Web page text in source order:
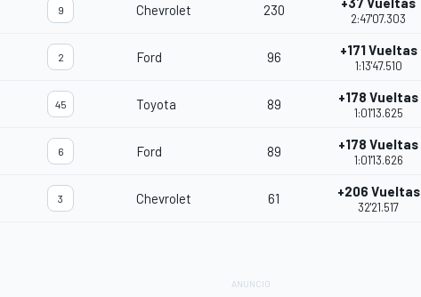
9 Chevrolet 230
2:47'07.303
2 Ford 96 +171 Vueltas
1:13'47.510
45 Toyota 89 +178 Vueltas
1:01'13.625
6 Ford 89 +178 Vueltas
1:01'13.626
3 Chevrolet 61 +206 Vueltas
32'21.517